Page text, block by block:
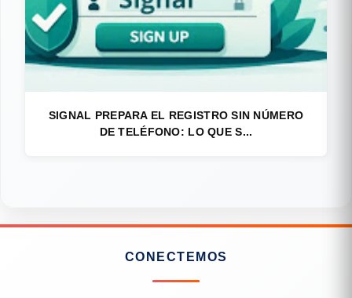
SIGNAL PREPARA EL REGISTRO SIN NÚMERO
DE TELÉFONO: LO QUE S...
CONECTEMOS